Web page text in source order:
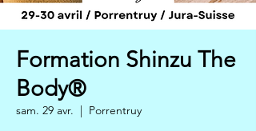
Formation Shinzu The
Body®
sam. 29 avr.
  |
Porrentruy